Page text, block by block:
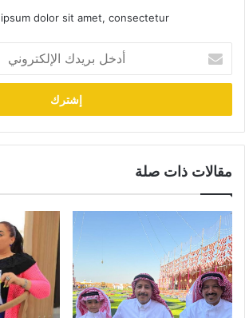
dolor sit amet, consectetur.
بريدك
الإلكتروني
مقالات ذات صلة